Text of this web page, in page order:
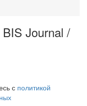
BIS Journal /
с политикой